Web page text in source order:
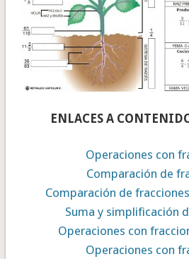
ENLACES A
Operaciones con
Comparación de
Comparación de
Suma y simplificación
Operaciones con
Operaciones con